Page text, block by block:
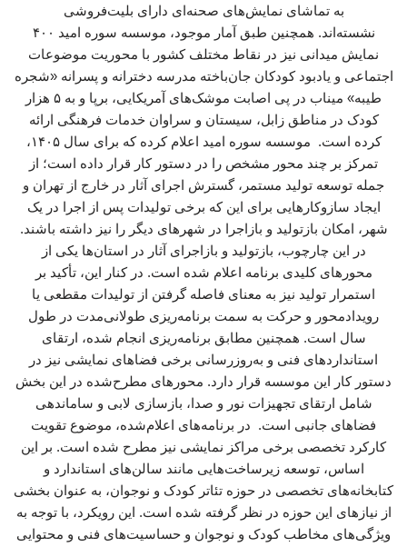
به تماشای نمایش‌های صحنه‌ای دارای بلیت‌فروشی
نشسته‌اند. همچنین طبق آمار موجود، موسسه سوره امید ۴۰۰
نمایش میدانی نیز در نقاط مختلف کشور با محوریت موضوعات
اجتماعی و یادبود کودکان جان‌باخته مدرسه دخترانه و پسرانه «شجره
طیبه» میناب در پی اصابت موشک‌های آمریکایی، برپا و به ۵ هزار
کودک در مناطق زابل، سیستان و سراوان خدمات فرهنگی ارائه
کرده است. موسسه سوره امید اعلام کرده که برای سال ۱۴۰۵،
تمرکز بر چند محور مشخص را در دستور کار قرار داده است؛ از
جمله توسعه تولید مستمر، گسترش اجرای آثار در خارج از تهران و
ایجاد سازوکارهایی برای این که برخی تولیدات پس از اجرا در یک
شهر، امکان بازتولید و بازاجرا در شهرهای دیگر را نیز داشته باشند.
در این چارچوب، بازتولید و بازاجرای آثار در استان‌ها یکی از
محورهای کلیدی برنامه اعلام‌ شده است. در کنار این، تأکید بر
استمرار تولید نیز به معنای فاصله گرفتن از تولیدات مقطعی یا
رویدادمحور و حرکت به سمت برنامه‌ریزی طولانی‌مدت در طول
سال است. همچنین مطابق برنامه‌ریزی انجام شده، ارتقای
استانداردهای فنی و به‌روزرسانی برخی فضاهای نمایشی نیز در
دستور کار این موسسه قرار دارد. محورهای مطرح‌شده در این بخش
شامل ارتقای تجهیزات نور و صدا، بازسازی لابی و ساماندهی
فضاهای جانبی است. در برنامه‌های اعلام‌شده، موضوع تقویت
کارکرد تخصصی برخی مراکز نمایشی نیز مطرح شده است. بر این
اساس، توسعه زیرساخت‌هایی مانند سالن‌های استاندارد و
کتابخانه‌های تخصصی در حوزه تئاتر کودک و نوجوان، به عنوان بخشی
از نیازهای این حوزه در نظر گرفته شده است. این رویکرد، با توجه به
ویژگی‌های مخاطب کودک و نوجوان و حساسیت‌های فنی و محتوایی